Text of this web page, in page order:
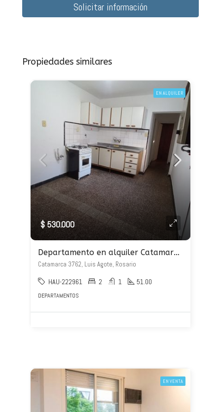
Solicitar información
Propiedades similares
EN ALQUILER
$ 530.000
Departamento en alquiler Catamarca 3762
Catamarca 3762, Luis Agote, Rosario
HAU-222961 2 1 51.00
DEPARTAMENTOS
EN VENTA